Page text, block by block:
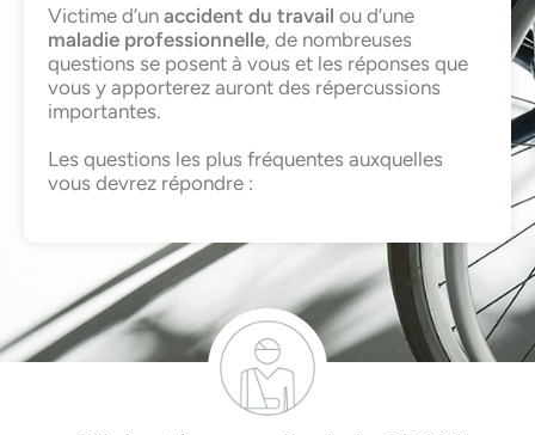
Victime d’un accident du travail ou d’une
maladie professionnelle, de nombreuses
questions se posent à vous et les réponses que
vous y apporterez auront des répercussions
importantes.
Les questions les plus fréquentes auxquelles
vous devrez répondre :